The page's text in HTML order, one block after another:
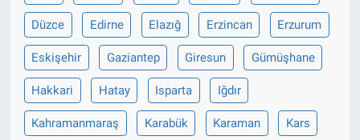
Düzce Edirne Elazığ Erzincan Erzurum
Eskişehir Gaziantep Giresun Gümüşhane
Hakkari Hatay Isparta Iğdır
Kahramanmaraş Karabük Karaman Kars